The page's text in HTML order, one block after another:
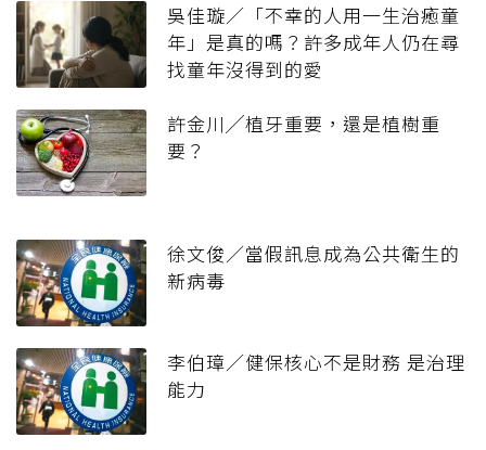
吳佳璇／「不幸的人用一生治癒童
年」是真的嗎？許多成年人仍在尋
找童年沒得到的愛
許金川╱植牙重要，還是植樹重
要？
徐文俊／當假訊息成為公共衛生的
新病毒
李伯璋／健保核心不是財務 是治理
能力